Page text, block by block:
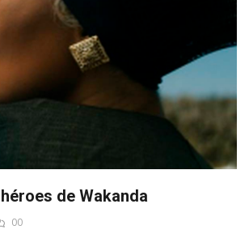
de Wakanda
00